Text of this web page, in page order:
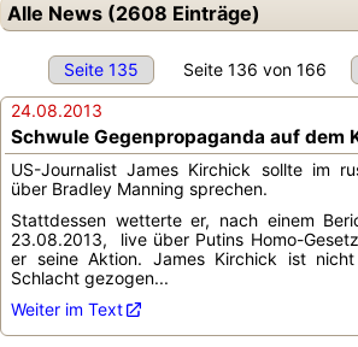
Alle News (2608 Einträge)
Seite 135 Seite 136 von 166
24.08.2013
Schwule Gegenpropaganda auf dem
US-Journalist James Kirchick sollte im
über Bradley Manning sprechen.
Stattdessen wetterte er, nach einem
23.08.2013, live über Putins Homo-
er seine Aktion. James Kirchick ist
Schlacht gezogen...
Weiter im Text